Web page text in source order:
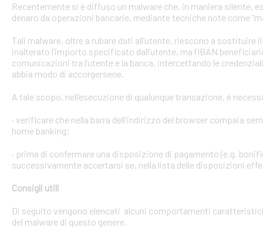
Recentemente si è diffuso un malware che, in maniera silente,
denaro da operazioni bancarie, mediante tecniche note come
Tali malware, oltre a rubare dati all’utente, riescono a
inalterato l’importo specificato dall’utente, ma l’IBAN
comunicazioni tra l’utente e la banca, intercettando le
abbia modo di accorgersene.
A tale scopo, nell’esecuzione di qualunque transazione, è
· verificare che nella barra dell'indirizzo del browser compaia
home banking;
· prima di confermare una disposizione di pagamento (e.g.
successivamente accertarsi se, nella lista delle disposizioni
Consigli utili
Di seguito vengono elencati alcuni comportamenti
del malware di questo genere.